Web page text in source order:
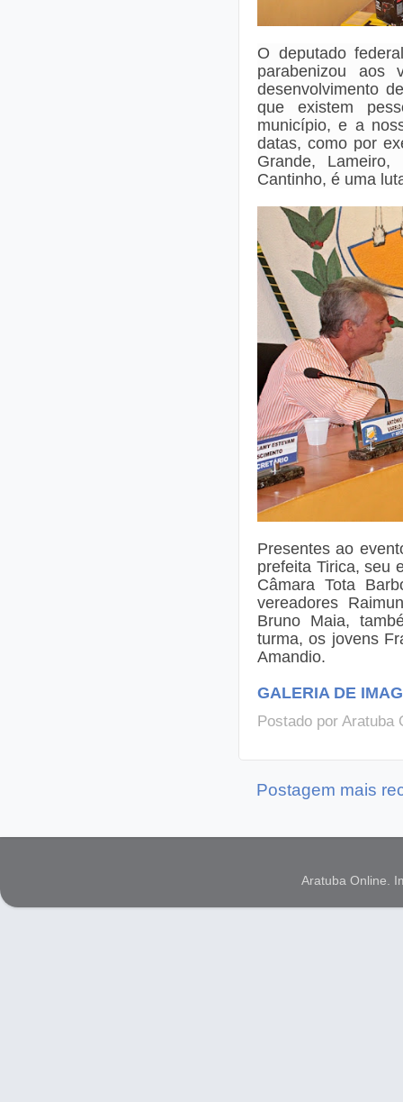
O deputado
parabenizou aos
desenvolvimento
que existem
município,e a
datas, como por
Grande,
Cantinho, é uma
Presentes ao
prefeita Tirica, seu
Câmara Tota
vereadores
Bruno Maia,
turma, os jovens
Amandio.
GALERIA DE
Postado por Aratuba
Postagem mais
Aratuba Online.